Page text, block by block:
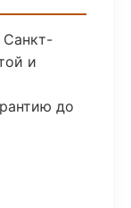
Санкт-
и
до